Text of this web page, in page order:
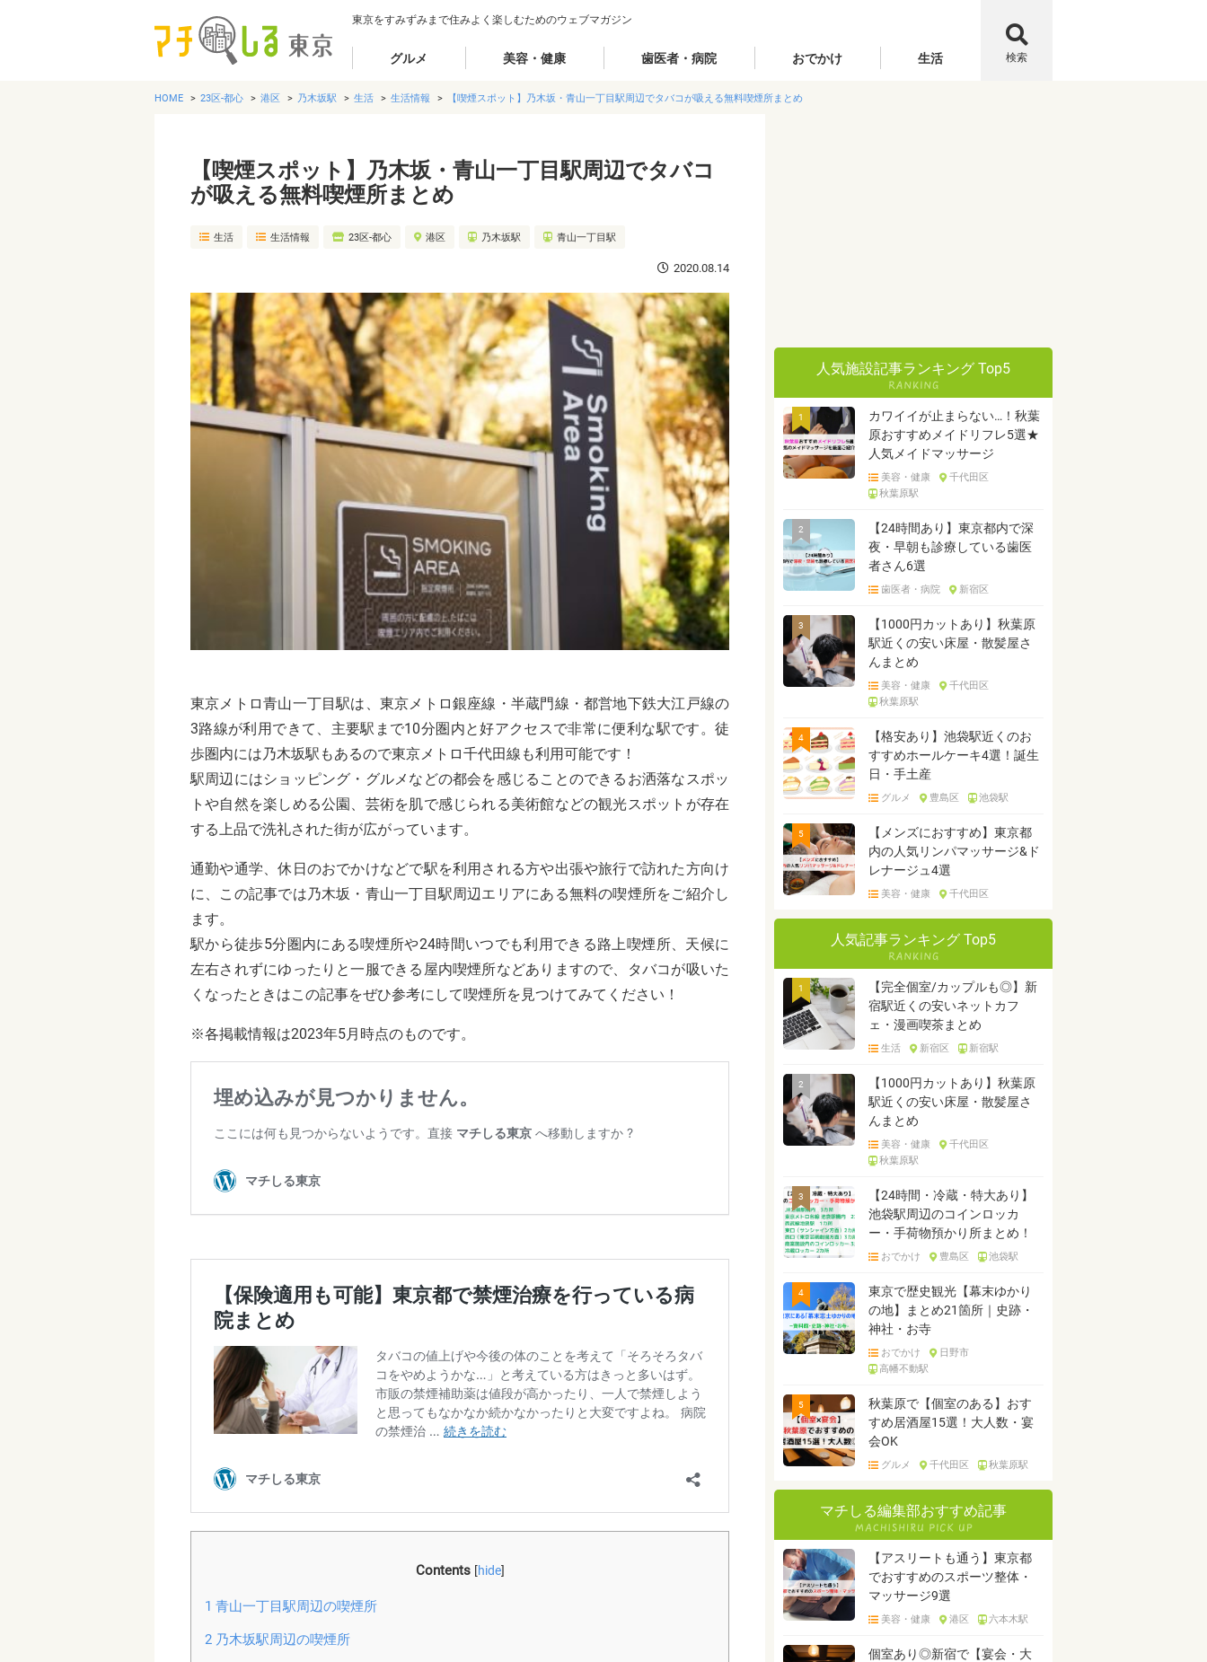
東京をすみずみまで住みよく楽しむためのウェブマガジン
グルメ 美容・健康 歯医者・病院 おでかけ 生活 検索
HOME 23区-都心 港区 乃木坂駅 生活 生活情報 【喫煙スポット】乃木坂・青山一丁目駅周辺でタバコが吸える無料喫煙所まとめ
【喫煙スポット】乃木坂・青山一丁目駅周辺でタバコ
が吸える無料喫煙所まとめ
生活 生活情報 23区-都心 港区 乃木坂駅 青山一丁目駅
2020.08.14
東京メトロ青山一丁目駅は、東京メトロ銀座線・半蔵門線・都営地下鉄大江戸線の
3路線が利用できて、 主要駅まで10分圏内と好アクセスで非常に便利な駅です。徒
歩圏内には乃木坂駅もあるので東京メトロ千代田線も利用可能です！
駅周辺にはショッピング・グルメなどの都会を感じることのできるお洒落なスポッ
トや自然を楽しめる公園、芸術を肌で感じられる美術館などの観光スポットが存在
する上品で洗礼された街が広がっています。
通勤や通学、休日のおでかけなどで駅を利用される方や出張や旅行で訪れた方向け
に、 この記事では乃木坂・青山一丁目駅周辺エリアにある無料の喫煙所をご紹介し
ます。
駅から徒歩5分圏内にある喫煙所や24時間いつでも利用できる路上喫煙所、天候に
左右されずにゆったりと一服できる屋内喫煙所などありますので、タバコが吸いた
くなったときはこの記事をぜひ参考にして喫煙所を見つけてみてください！
※各掲載情報は2023年5月時点のものです。
Contents [hide]
1 青山一丁目駅周辺の喫煙所
2乃木坂駅周辺の喫煙所
人気施設記事ランキング Top5
1
カワイイが止まらない…！秋葉
原おすすめメイドリフレ5選★
人気メイドマッサージ
美容・健康
千代田区
秋葉原駅
2
【24時間あり】東京都内で深
夜・早朝も診療している歯医
者さん6選
歯医者・病院 新宿区
3
【1000円カットあり】秋葉原
駅近くの安い床屋・散髪屋さ
んまとめ
美容・健康
千代田区
秋葉原駅
4
【格安あり】池袋駅近くのお
すすめホールケーキ4選！誕生
日・手土産
グルメ 豊島区 池袋駅
5
【メンズにおすすめ】東京都
内の人気リンパマッサージ&ド
レナージュ4選
美容・健康 千代田区
人気記事ランキング Top5
1
【完全個室/カップルも◎】新
宿駅近くの安いネットカフ
ェ・漫画喫茶まとめ
生活 新宿区 新宿駅
2
【1000円カットあり】秋葉原
駅近くの安い床屋・散髪屋さ
んまとめ
美容・健康
千代田区
秋葉原駅
3
【24時間・冷蔵・特大あり】
池袋駅周辺のコインロッカ
ー・手荷物預かり所まとめ！
おでかけ 豊島区 池袋駅
4
東京で歴史観光【幕末ゆかり
の地】まとめ21箇所｜史跡・
神社・お寺
おでかけ
日野市
高幡不動駅
5
秋葉原で【個室のある】おす
すめ居酒屋15選！大人数・宴
会OK
グルメ 千代田区 秋葉原駅
マチしる編集部おすすめ記事
【アスリートも通う】東京都
でおすすめのスポーツ整体・
マッサージ9選
美容・健康 港区 六本木駅
個室あり◎新宿で【宴会・大